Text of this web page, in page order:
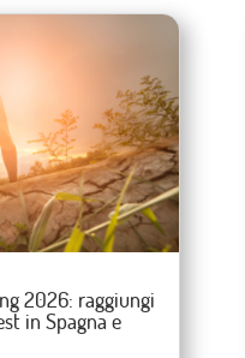
2026: raggiungi
in Spagna e